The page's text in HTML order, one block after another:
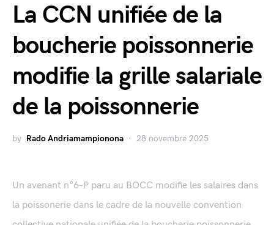
La CCN unifiée de la
boucherie poissonnerie
modifie la grille salariale
de la poissonnerie
by Rado Andriamampionona 28 novembre 2025
Un avenant n°6-P paru au BOCC modifie les salaires dans
la poissonerie dans le cadre de la nouvelle convention